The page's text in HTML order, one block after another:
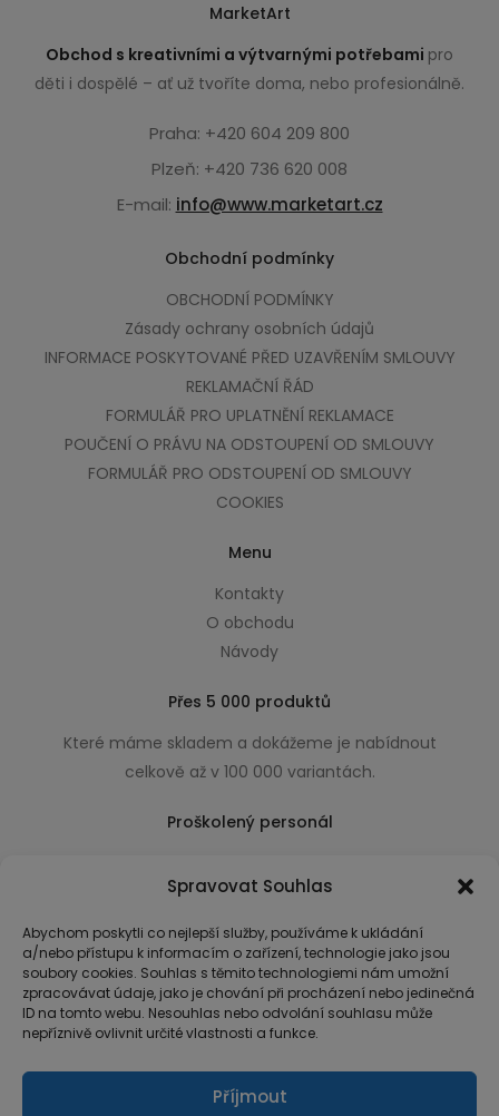
Spravovat Souhlas
Abychom poskytli co nejlepší služby, používáme k ukládání
a/nebo přístupu k informacím o zařízení, technologie jako jsou
soubory cookies. Souhlas s těmito technologiemi nám umožní
zpracovávat údaje, jako je chování při procházení nebo jedinečná
ID na tomto webu. Nesouhlas nebo odvolání souhlasu může
nepříznivě ovlivnit určité vlastnosti a funkce.
Příjmout
MarketArt
Obchod s kreativními a výtvarnými potřebami pro
děti i dospělé – ať už tvoříte doma, nebo profesionálně.
Praha: +420 604 209 800
Plzeň: +420 736 620 008
E-mail: info@www.marketart.cz
Obchodní podmínky
OBCHODNÍ PODMÍNKY
Zásady ochrany osobních údajů
INFORMACE POSKYTOVANÉ PŘED UZAVŘENÍM SMLOUVY
REKLAMAČNÍ ŘÁD
FORMULÁŘ PRO UPLATNĚNÍ REKLAMACE
POUČENÍ O PRÁVU NA ODSTOUPENÍ OD SMLOUVY
FORMULÁŘ PRO ODSTOUPENÍ OD SMLOUVY
COOKIES
Menu
Kontakty
O obchodu
Návody
Přes 5 000 produktů
Které máme skladem a dokážeme je nabídnout
celkově až v 100 000 variantách.
Proškolený personál
usnadňující nákup.